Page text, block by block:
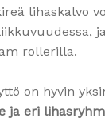
lihaskalvo
rollerilla.
on hyvin
ja eri